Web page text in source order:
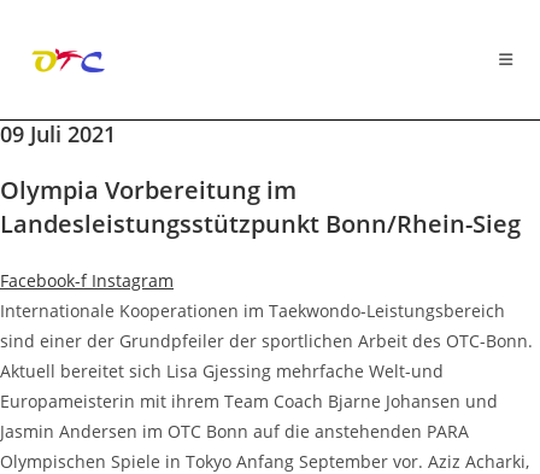
Zum
springen
09 Juli 2021
Olympia Vorbereitung im
Landesleistungsstützpunkt Bonn/Rhein-Sieg
Facebook-f Instagram
Internationale Kooperationen im Taekwondo-Leistungsbereich
sind einer der Grundpfeiler der sportlichen Arbeit des OTC-Bonn.
Aktuell bereitet sich Lisa Gjessing mehrfache Welt-und
Europameisterin mit ihrem Team Coach Bjarne Johansen und
Jasmin Andersen im OTC Bonn auf die anstehenden PARA
Olympischen Spiele in Tokyo Anfang September vor. Aziz Acharki,